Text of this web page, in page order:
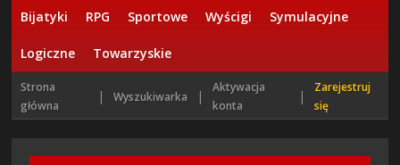
Bijatyki RPG Sportowe Wyścigi Symulacyjne
Logiczne Towarzyskie
Strona
główna
| Wyszukiwarka |
Aktywacja
konta
|
Zarejestruj
się